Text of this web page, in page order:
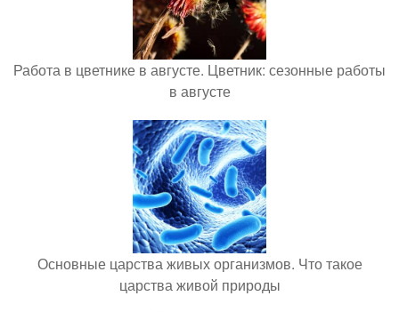
Работа в цветнике в августе. Цветник: сезонные работы
в августе
Основные царства живых организмов. Что такое
царства живой природы